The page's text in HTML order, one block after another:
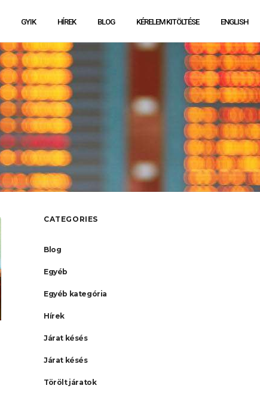
GYIK HÍREK BLOG KÉRELEM KITÖLTÉSE ENGLISH
CATEGORIES
Blog
Egyéb
Egyéb kategória
Hírek
Járat késés
Járat késés
Törölt járatok